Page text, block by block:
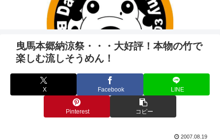
曳馬本郷納涼祭・・・大好評！本物の竹で
楽しむ流しそうめん！
X Facebook LINE
Pinterest コピー
2007.08.19